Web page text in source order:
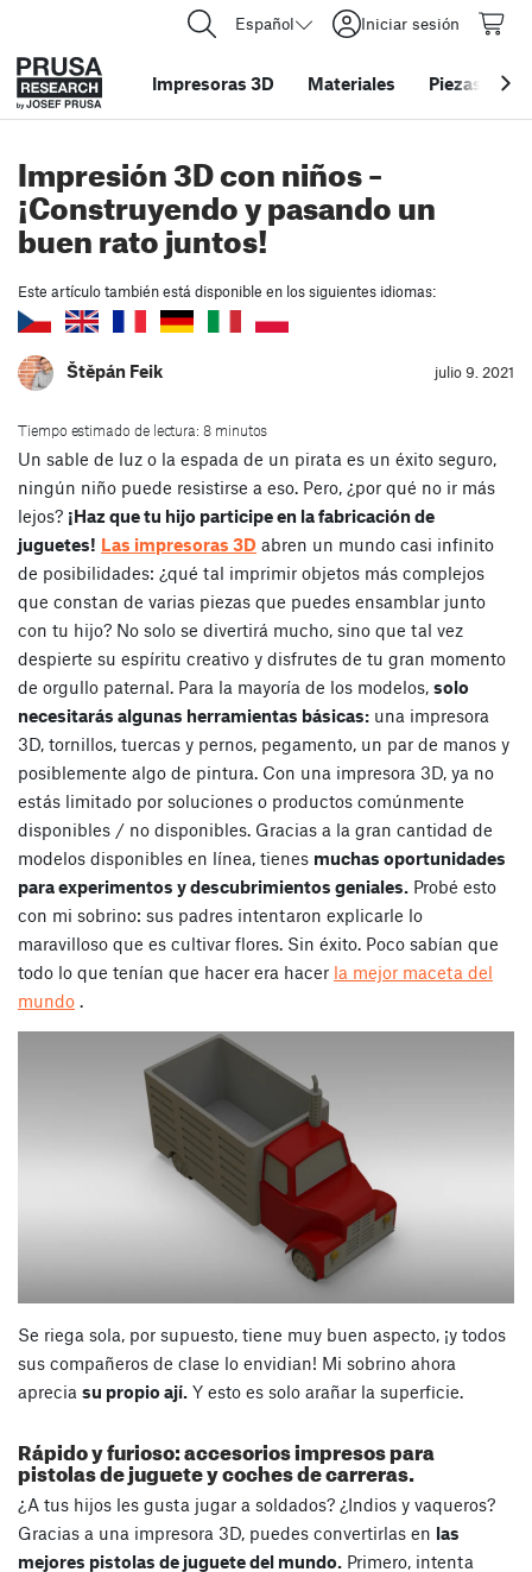
Español Iniciar sesión
Impresoras 3D Materiales Piezas y
Impresión 3D con niños –
¡Construyendo y pasando un
buen rato juntos!
Este artículo también está disponible en los siguientes idiomas:
Štěpán Feik julio 9. 2021
Tiempo estimado de lectura: 8 minutos
Un sable de luz o la espada de un pirata es un éxito seguro,
ningún niño puede resistirse a eso. Pero, ¿por qué no ir más
lejos? ¡Haz que tu hijo participe en la fabricación de
juguetes! Las impresoras 3D abren un mundo casi infinito
de posibilidades: ¿qué tal imprimir objetos más complejos
que constan de varias piezas que puedes ensamblar junto
con tu hijo? No solo se divertirá mucho, sino que tal vez
despierte su espíritu creativo y disfrutes de tu gran momento
de orgullo paternal. Para la mayoría de los modelos, solo
necesitarás algunas herramientas básicas: una impresora
3D, tornillos, tuercas y pernos, pegamento, un par de manos y
posiblemente algo de pintura. Con una impresora 3D, ya no
estás limitado por soluciones o productos comúnmente
disponibles / no disponibles. Gracias a la gran cantidad de
modelos disponibles en línea, tienes muchas oportunidades
para experimentos y descubrimientos geniales. Probé esto
con mi sobrino: sus padres intentaron explicarle lo
maravilloso que es cultivar flores. Sin éxito. Poco sabían que
todo lo que tenían que hacer era hacer la mejor maceta del
mundo .
Se riega sola, por supuesto, tiene muy buen aspecto, ¡y todos
sus compañeros de clase lo envidian! Mi sobrino ahora
aprecia su propio ají. Y esto es solo arañar la superficie.
Rápido y furioso: accesorios impresos para
pistolas de juguete y coches de carreras.
¿A tus hijos les gusta jugar a soldados? ¿Indios y vaqueros?
Gracias a una impresora 3D, puedes convertirlas en las
mejores pistolas de juguete del mundo. Primero, intenta